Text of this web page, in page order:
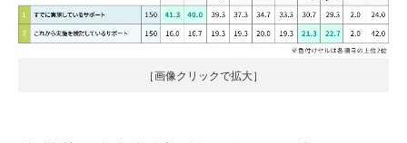
［画像クリックで拡大］